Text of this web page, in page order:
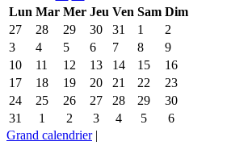
Lun Mar Mer Jeu Ven Sam Dim
27
28 29 30 31 1
2
3
4 5 6 7 8
9
10
11 12 13 14 15
16
17
18 19 20 21 22
23
24
25 26 27 28 29
30
31
1 2 3 4 5
6
Grand calendrier|